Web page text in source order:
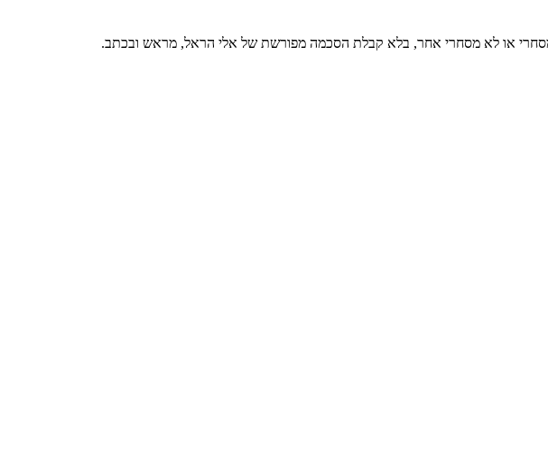
או לא מסחרי אחר, בלא קבלת הסכמה מפורשת של אלי הראל, מראש ובכתב.